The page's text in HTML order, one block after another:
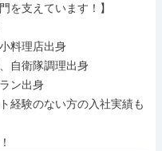
を支えています！】
料理店出身
自衛隊調理出身
ン出身
経験のない方の入社実績も